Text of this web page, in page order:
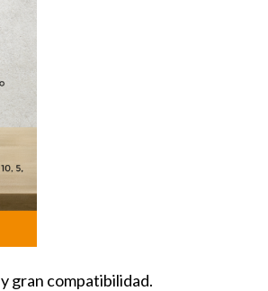
gran compatibilidad.